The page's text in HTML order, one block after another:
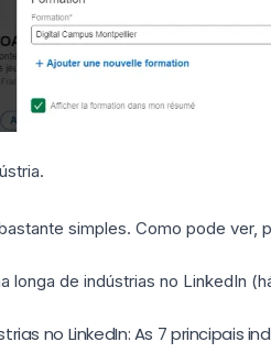
simples. Como pode ver,
longa de indústrias no LinkedIn
no LinkedIn: As 7 principais